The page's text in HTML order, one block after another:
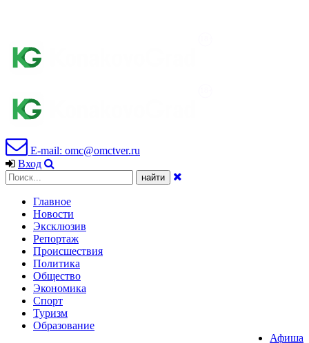
E-mail: omc@omctver.ru
Вход
Главное
Новости
Эксклюзив
Репортаж
Происшествия
Политика
Общество
Экономика
Спорт
Туризм
Образование
Афиша